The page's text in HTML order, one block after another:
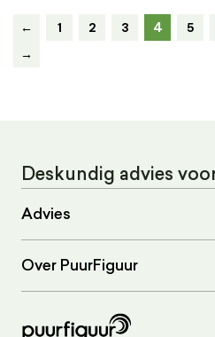
← 1 2 3 4 5
→
Deskundig advies
Advies
Over PuurFiguur